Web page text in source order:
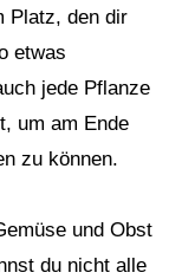
Platz, den dir
etwas
jede Pflanze
um am Ende
zu können.
und Obst
du nicht alle